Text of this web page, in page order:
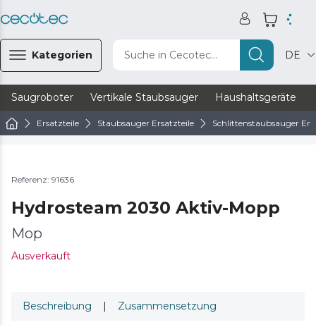
Kategorien Suche in Cecotec... DE
Saugroboter Vertikale Staubsauger Haushaltsgeräte
Ersatzteile Staubsauger Ersatzteile Schlittenstaubsauger
Referenz: 91636
Hydrosteam 2030 Aktiv-Mopp
Mop
Ausverkauft
Beschreibung | Zusammensetzung